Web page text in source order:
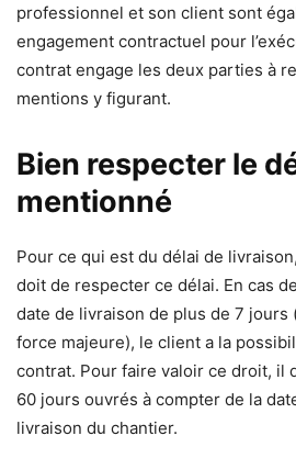
professionnel et son client sont
engagement contractuel pour
contrat engage les deux parties à
mentions y figurant.
Bien respecter le
mentionné
Pour ce qui est du délai de
doit de respecter ce délai. En cas
date de livraison de plus de 7 jours
force majeure), le client a la
contrat. Pour faire valoir ce droit, il
60 jours ouvrés à compter de la
livraison du chantier.